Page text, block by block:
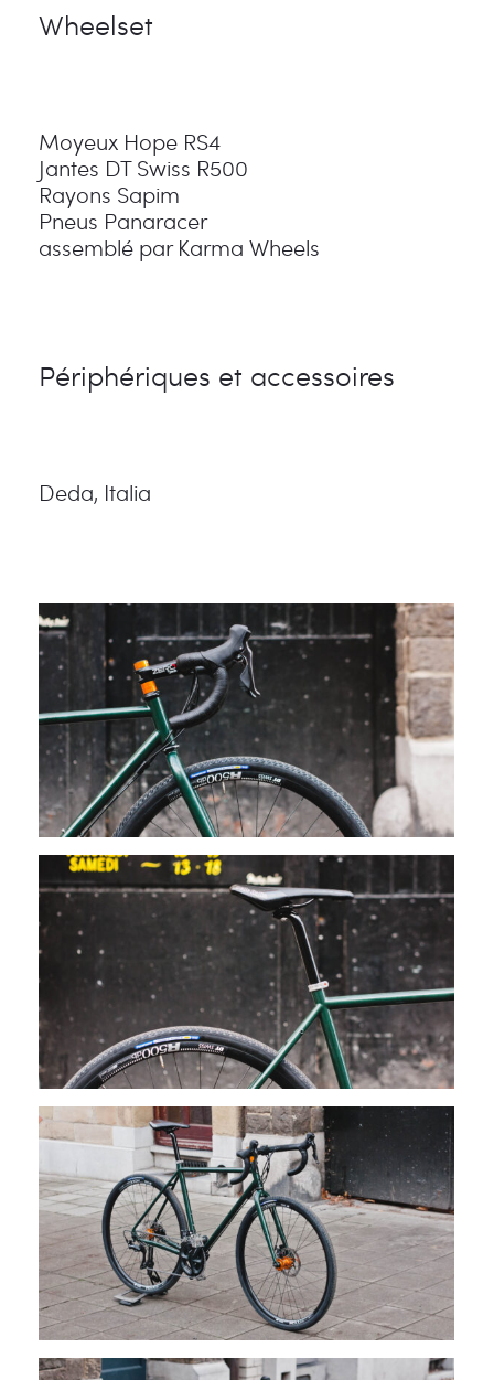
Wheelset
Moyeux Hope RS4
Jantes DT Swiss R500
Rayons Sapim
Pneus Panaracer
assemblé par Karma Wheels
Périphériques et accessoires
Deda, Italia